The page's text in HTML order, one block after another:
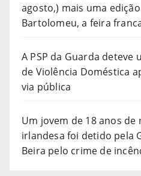
agosto,) mais uma
Bartolomeu, a feira
A PSP da Guarda
de Violência Doméstica
via pública
Um jovem de 18 anos de
irlandesa foi detido pela
Beira pelo crime de